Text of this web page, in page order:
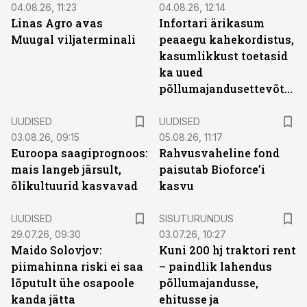
04.08.26, 11:23
Linas Agro avas
Muugal viljaterminali
04.08.26, 12:14
Infortari ärikasum
peaaegu kahekordistus,
kasumlikkust toetasid
ka uued
põllumajandusettevõtted
UUDISED
03.08.26, 09:15
Euroopa saagiprognoos:
mais langeb järsult,
õlikultuurid kasvavad
UUDISED
05.08.26, 11:17
Rahvusvaheline fond
paisutab Bioforce’i
kasvu
UUDISED
29.07.26, 09:30
Maido Solovjov:
piimahinna riski ei saa
lõputult ühe osapoole
kanda jätta
SISUTURUNDUS
03.07.26, 10:27
Kuni 200 hj traktori rent
– paindlik lahendus
põllumajandusse,
ehitusse ja